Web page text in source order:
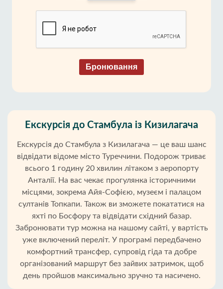
Бронювання
Екскурсія до Стамбула із Кизилагача
Екскурсія до Стамбула з Кизилагача — це ваш шанс
відвідати відоме місто Туреччини. Подорож триває
всього 1 годину 20 хвилин літаком з аеропорту
Анталії. На вас чекає прогулянка історичними
місцями, зокрема Айя-Софією, музеєм і палацом
султанів Топкапи. Також ви зможете покататися на
яхті по Босфору та відвідати східний базар.
Забронювати тур можна на нашому сайті, у вартість
уже включений переліт. У програмі передбачено
комфортний трансфер, супровід гіда та добре
організований маршрут без зайвих затримок, щоб
день пройшов максимально зручно та насичено.